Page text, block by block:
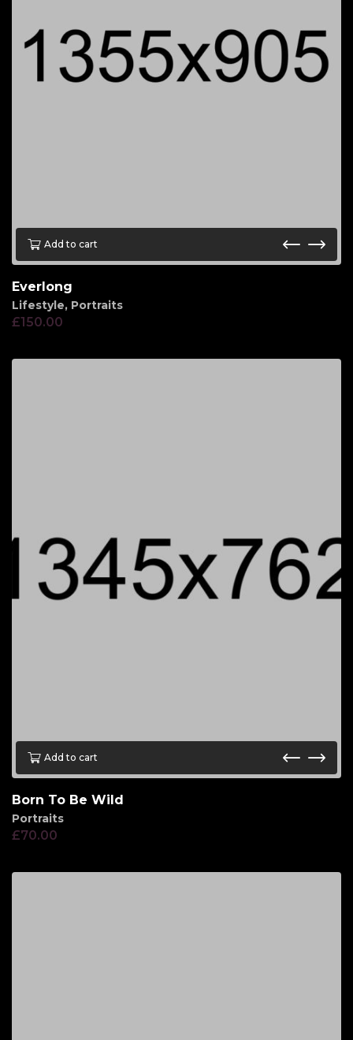
Add to cart
Everlong
Lifestyle, Portraits
£150.00
Add to cart
Born To Be Wild
Portraits
£70.00